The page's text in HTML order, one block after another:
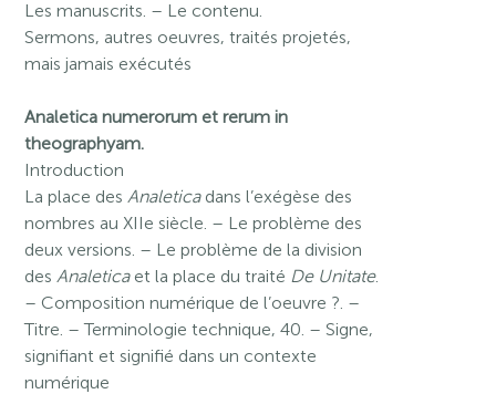
Les manuscrits. – Le contenu.
Sermons, autres oeuvres, traités projetés,
mais jamais exécutés
Analetica numerorum et rerum in
theographyam.
Introduction
La place desAnaletica dans l’exégèse des
nombres au XIIe siècle. – Le problème des
deux versions. – Le problème de la division
desAnaletica et la place du traité De Unitate.
– Composition numérique de l’oeuvre ?. –
Titre. – Terminologie technique, 40. – Signe,
signifiant et signifié dans un contexte
numérique